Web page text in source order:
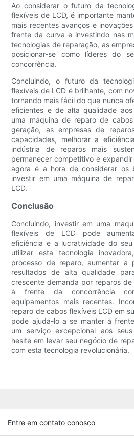
Ao considerar o futuro da
flexíveis de LCD, é importante
mais recentes avanços e
frente da curva e investindo nas
tecnologias de reparação, as
posicionar-se como líderes do
concorrência.
Concluindo, o futuro da
flexíveis de LCD é brilhante, com
tornando mais fácil do que nunca
eficientes e de alta qualidade
uma máquina de reparo de
geração, as empresas de
capacidades, melhorar a
indústria de reparos mais
permanecer competitivo e
agora é a hora de considerar os
investir em uma máquina de
LCD.
Conclusão
Concluindo, investir em uma
flexíveis de LCD pode
eficiência e a lucratividade do
utilizar esta tecnologia
processo de reparo, aumentar a
resultados de alta qualidade
crescente demanda por reparos
à frente da concorrência
equipamentos mais recentes.
reparo de cabos flexíveis LCD em
pode ajudá-lo a se manter à
um serviço excepcional aos
hesite em levar seu negócio de
com esta tecnologia revolucionária.
Entre em contato conosco